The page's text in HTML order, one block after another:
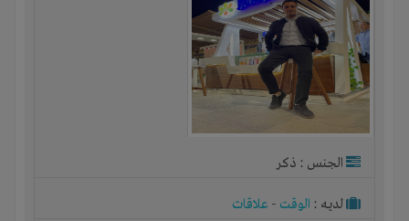
الجنس : ذكر
لديـه : الوقت - علاقات